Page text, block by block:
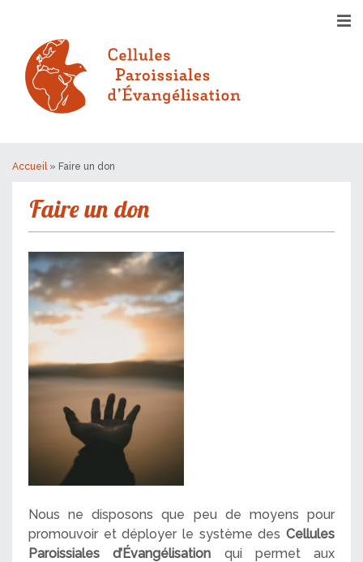
Accueil » Faire un don
Faire un don
Nous ne disposons que peu de moyens pour
promouvoir et déployer le système des Cellules
Paroissiales d’Évangélisation qui permet aux